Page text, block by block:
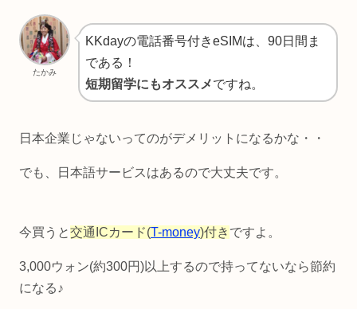
たかみ
KKdayの電話番号付きeSIMは、90日間ま
である！
短期留学にもオススメですね。
日本企業じゃないってのがデメリットになるかな・・
でも、日本語サービスはあるので大丈夫です。
今買うと交通ICカード(T-money)付き ですよ。
3,000ウォン(約300円)以上するので持ってないなら節約
になる♪